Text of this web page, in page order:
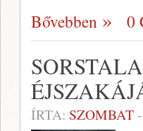
Bővebben 0
ÍRTA: SZOMBAT-